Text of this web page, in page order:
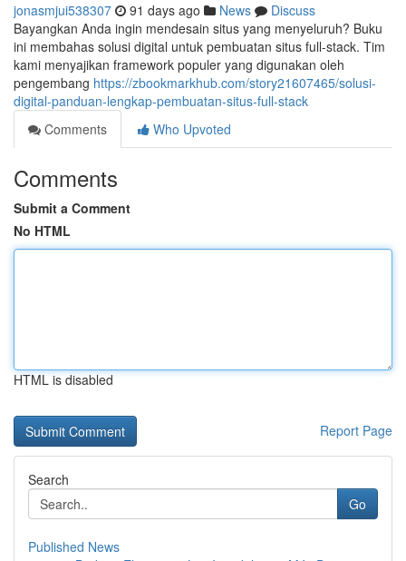
jonasmjui538307 91 days ago News
Discuss
Bayangkan Anda ingin mendesain situs yang menyeluruh? Buku
ini membahas solusi digital untuk pembuatan situs full-stack. Tim
kami menyajikan framework populer yang digunakan oleh
pengembang https://zbookmarkhub.com/story21607465/solusi-
digital-panduan-lengkap-pembuatan-situs-full-stack
Comments
Who Upvoted
Comments
Submit a Comment
No HTML
HTML is disabled
Report Page
Search
Go
Published News